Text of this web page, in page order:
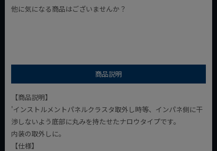
他に気になる商品はございませんか？
商品説明
【商品説明】
'インストルメントパネルクラスタ取外し時等、インパネ側に干
渉しないよう底部に丸みを持たせたナロウタイプです。
内装の取外しに。
【仕様】